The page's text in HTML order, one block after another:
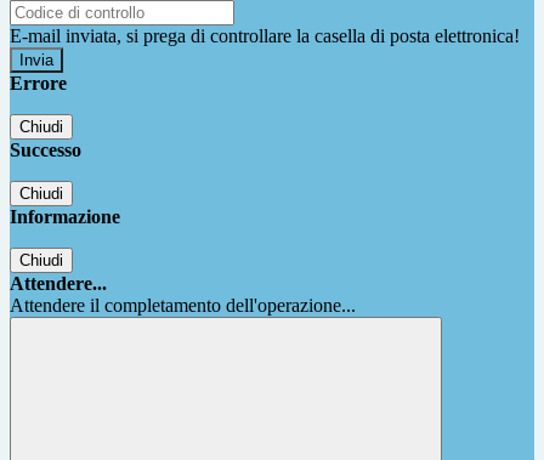
E-mail inviata, si prega di controllare la casella di posta elettronica!
Errore
Chiudi
Successo
Chiudi
Informazione
Chiudi
Attendere...
Attendere il completamento dell'operazione...